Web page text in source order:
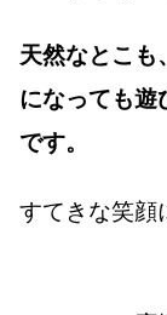
天然なとこも
になっても遊
です。
すてきな笑